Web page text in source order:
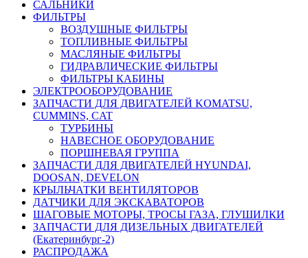
САЛЬНИКИ
ФИЛЬТРЫ
ВОЗДУШНЫЕ ФИЛЬТРЫ
ТОПЛИВНЫЕ ФИЛЬТРЫ
МАСЛЯНЫЕ ФИЛЬТРЫ
ГИДРАВЛИЧЕСКИЕ ФИЛЬТРЫ
ФИЛЬТРЫ КАБИНЫ
ЭЛЕКТРООБОРУДОВАНИЕ
ЗАПЧАСТИ ДЛЯ ДВИГАТЕЛЕЙ KOMATSU,
CUMMINS, CAT
ТУРБИНЫ
НАВЕСНОЕ ОБОРУДОВАНИЕ
ПОРШНЕВАЯ ГРУППА
ЗАПЧАСТИ ДЛЯ ДВИГАТЕЛЕЙ HYUNDAI,
DOOSAN, DEVELON
КРЫЛЬЧАТКИ ВЕНТИЛЯТОРОВ
ДАТЧИКИ ДЛЯ ЭКСКАВАТОРОВ
ШАГОВЫЕ МОТОРЫ, ТРОСЫ ГАЗА, ГЛУШИЛКИ
ЗАПЧАСТИ ДЛЯ ДИЗЕЛЬНЫХ ДВИГАТЕЛЕЙ
(Екатеринбург-2)
РАСПРОДАЖА